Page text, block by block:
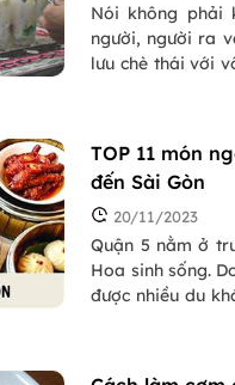
Nói không phải
người, người ra
lưu chè thái với
TOP 11 món
đến Sài Gòn
20/11/2023
Quận 5 nằm ở
Hoa sinh sống.
được nhiều du